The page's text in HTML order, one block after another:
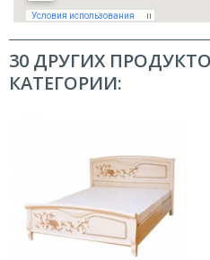
30 ДРУГИХ
КАТЕГОРИИ: